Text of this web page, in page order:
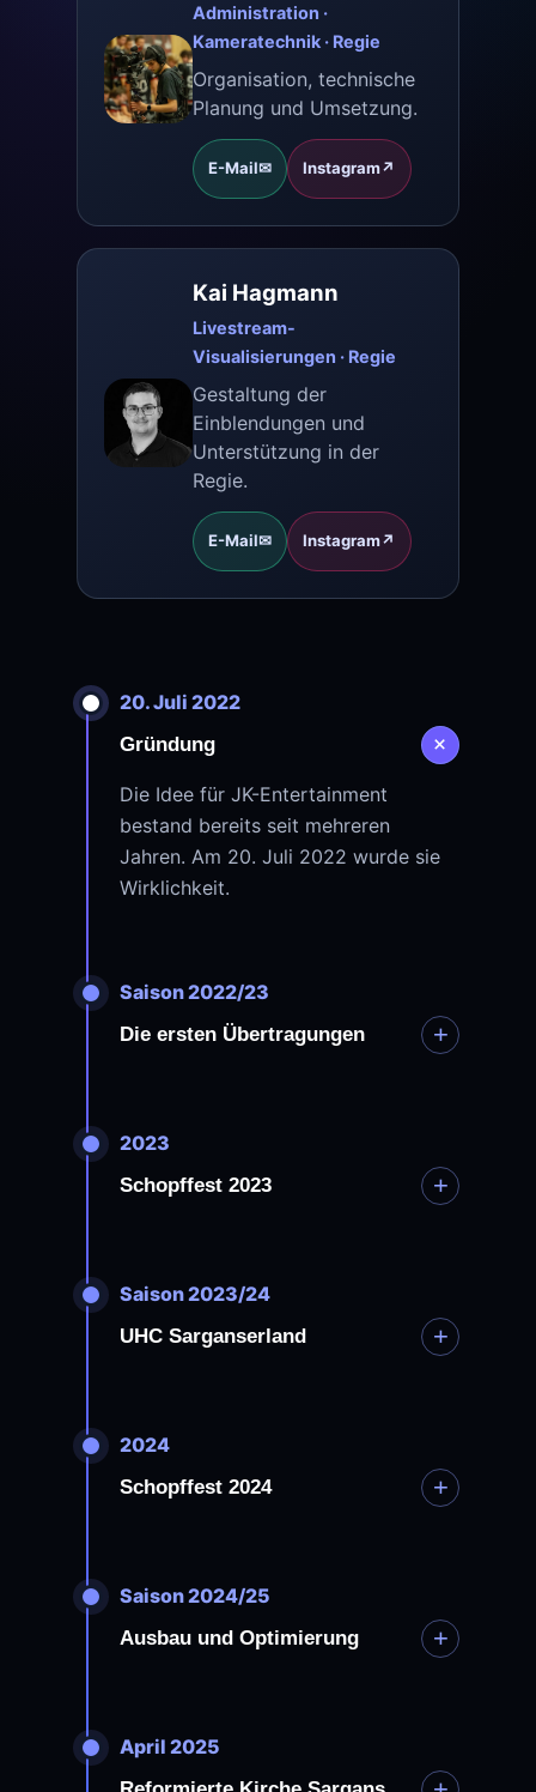
Administration ·
Kameratechnik · Regie
Organisation, technische
Planung und Umsetzung.
E-Mail✉ Instagram↗
Kai Hagmann
Livestream-
Visualisierungen · Regie
Gestaltung der
Einblendungen und
Unterstützung in der
Regie.
E-Mail✉ Instagram↗
20. Juli 2022
Gründung
+
Die Idee für JK-Entertainment
bestand bereits seit mehreren
Jahren. Am 20. Juli 2022 wurde sie
Wirklichkeit.
Saison 2022/23
Die ersten Übertragungen
+
2023
Schopffest 2023
+
Saison 2023/24
UHC Sarganserland
+
2024
Schopffest 2024
+
Saison 2024/25
Ausbau und Optimierung
+
April 2025